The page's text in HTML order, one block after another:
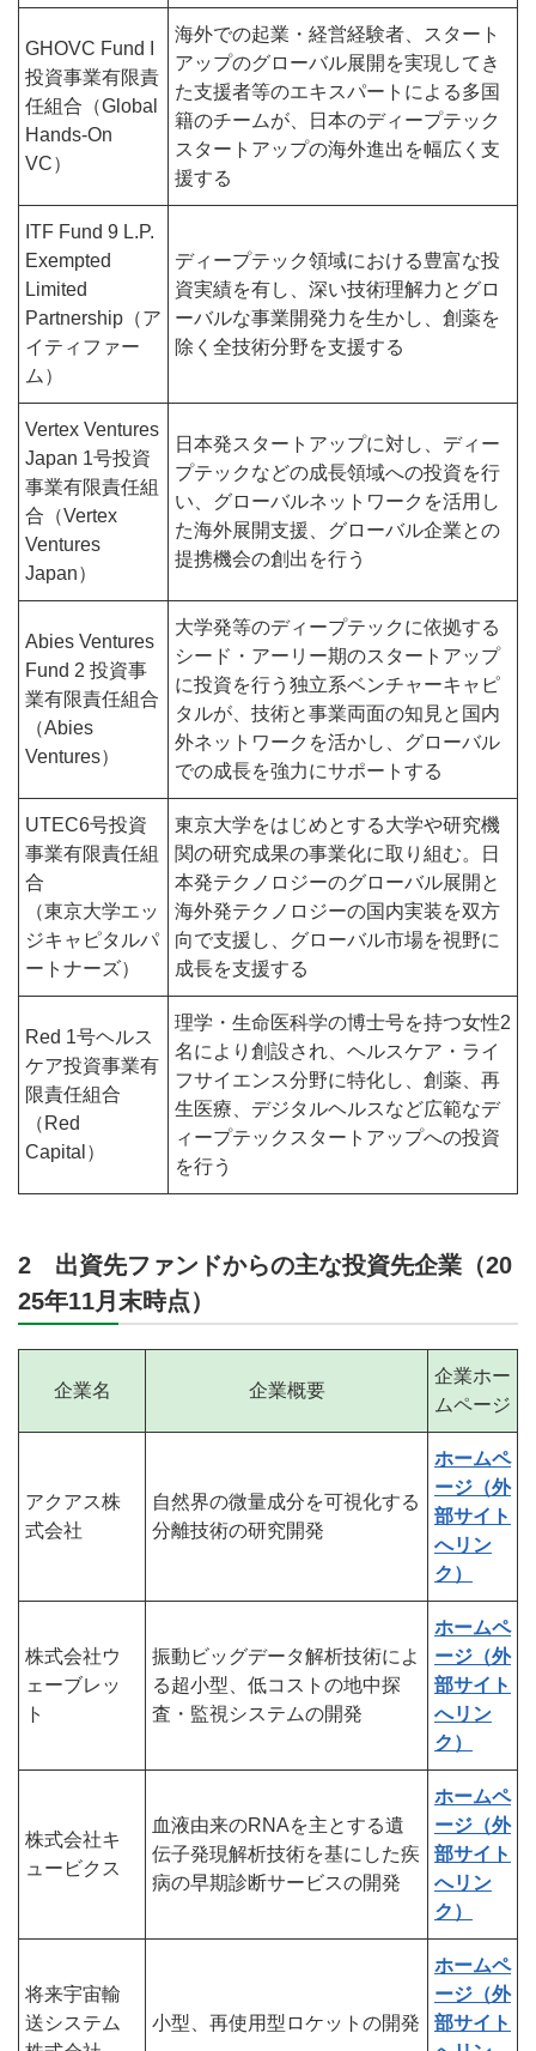
GHOVC Fund I
投資事業有限責
任組合（Global
Hands-On
VC）
海外での起業・経営経験者、スタート
アップのグローバル展開を実現してき
た支援者等のエキスパートによる多国
籍のチームが、日本のディープテック
スタートアップの海外進出を幅広く支
援する
ITF Fund 9 L.P.
Exempted
Limited
Partnership（ア
イティファー
ム）
ディープテック領域における豊富な投
資実績を有し、深い技術理解力とグロ
ーバルな事業開発力を生かし、創薬を
除く全技術分野を支援する
Vertex Ventures
Japan 1号投資
事業有限責任組
合（Vertex
Ventures
Japan）
日本発スタートアップに対し、ディー
プテックなどの成長領域への投資を行
い、グローバルネットワークを活用し
た海外展開支援、グローバル企業との
提携機会の創出を行う
Abies Ventures
Fund 2 投資事
業有限責任組合
（Abies
Ventures）
大学発等のディープテックに依拠する
シード・アーリー期のスタートアップ
に投資を行う独立系ベンチャーキャピ
タルが、技術と事業両面の知見と国内
外ネットワークを活かし、グローバル
での成長を強力にサポートする
UTEC6号投資
事業有限責任組
合
（東京大学エッ
ジキャピタルパ
ートナーズ）
東京大学をはじめとする大学や研究機
関の研究成果の事業化に取り組む。日
本発テクノロジーのグローバル展開と
海外発テクノロジーの国内実装を双方
向で支援し、グローバル市場を視野に
成長を支援する
Red 1号ヘルス
ケア投資事業有
限責任組合
（Red
Capital）
理学・生命医科学の博士号を持つ女性2
名により創設され、ヘルスケア・ライ
フサイエンス分野に特化し、創薬、再
生医療、デジタルヘルスなど広範なデ
ィープテックスタートアップへの投資
を行う
2 出資先ファンドからの主な投資先企業（20
25年11月末時点）
企業名 企業概要
企業ホー
ムページ
アクアス株
式会社
自然界の微量成分を可視化する
分離技術の研究開発
ホームペ
ージ（外
部サイト
へリン
ク）
株式会社ウ
ェーブレッ
ト
振動ビッグデータ解析技術によ
る超小型、低コストの地中探
査・監視システムの開発
ホームペ
ージ（外
部サイト
へリン
ク）
株式会社キ
ュービクス
⾎液由来のRNAを主とする遺
伝子発現解析技術を基にした疾
病の早期診断サービスの開発
ホームペ
ージ（外
部サイト
へリン
ク）
将来宇宙輸
送システム
小型、再使用型ロケットの開発
ホームペ
ージ（外
部サイト